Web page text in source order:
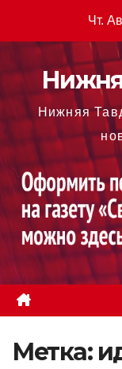
содержимому
Чт.
Нижняя
Метка: